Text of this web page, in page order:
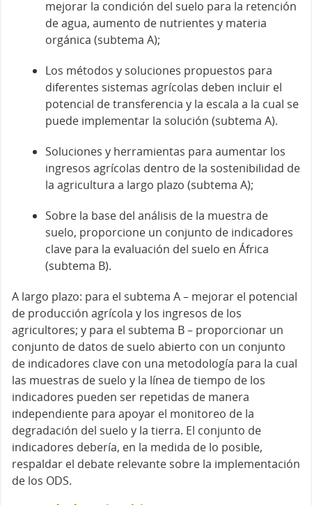
mejorar la condición del suelo para la retención
de agua, aumento de nutrientes y materia
orgánica (subtema A);
Los métodos y soluciones propuestos para
diferentes sistemas agrícolas deben incluir el
potencial de transferencia y la escala a la cual se
puede implementar la solución (subtema A).
Soluciones y herramientas para aumentar los
ingresos agrícolas dentro de la sostenibilidad de
la agricultura a largo plazo (subtema A);
Sobre la base del análisis de la muestra de
suelo, proporcione un conjunto de indicadores
clave para la evaluación del suelo en África
(subtema B).
A largo plazo: para el subtema A – mejorar el potencial
de producción agrícola y los ingresos de los
agricultores; y para el subtema B – proporcionar un
conjunto de datos de suelo abierto con un conjunto
de indicadores clave con una metodología para la cual
las muestras de suelo y la línea de tiempo de los
indicadores pueden ser repetidas de manera
independiente para apoyar el monitoreo de la
degradación del suelo y la tierra. El conjunto de
indicadores debería, en la medida de lo posible,
respaldar el debate relevante sobre la implementación
de los ODS.